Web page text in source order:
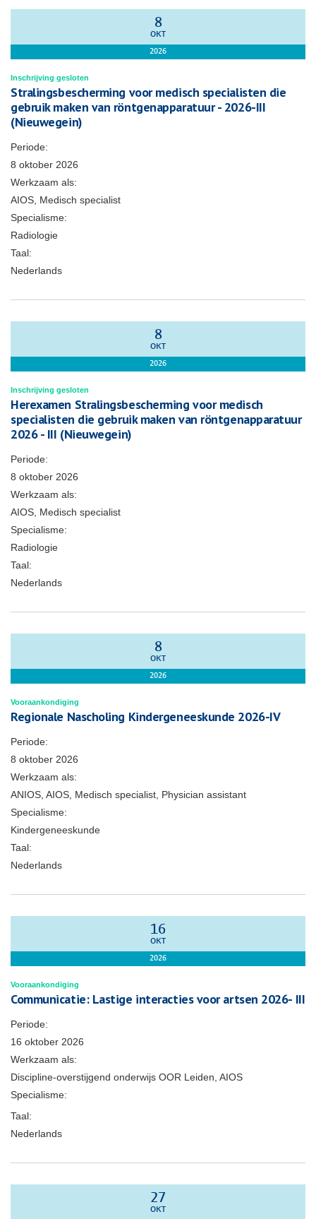
8
OKT
2026
Inschrijving gesloten
Stralingsbescherming voor medisch specialisten die
gebruik maken van röntgenapparatuur - 2026-III
(Nieuwegein)
Periode:
8 oktober 2026
Werkzaam als:
AIOS, Medisch specialist
Specialisme:
Radiologie
Taal:
Nederlands
8
OKT
2026
Inschrijving gesloten
Herexamen Stralingsbescherming voor medisch
specialisten die gebruik maken van röntgenapparatuur
2026 - III (Nieuwegein)
Periode:
8 oktober 2026
Werkzaam als:
AIOS, Medisch specialist
Specialisme:
Radiologie
Taal:
Nederlands
8
OKT
2026
Vooraankondiging
Regionale Nascholing Kindergeneeskunde 2026-IV
Periode:
8 oktober 2026
Werkzaam als:
ANIOS, AIOS, Medisch specialist, Physician assistant
Specialisme:
Kindergeneeskunde
Taal:
Nederlands
16
OKT
2026
Vooraankondiging
Communicatie: Lastige interacties voor artsen 2026- III
Periode:
16 oktober 2026
Werkzaam als:
Discipline-overstijgend onderwijs OOR Leiden, AIOS
Specialisme:
Taal:
Nederlands
27
OKT